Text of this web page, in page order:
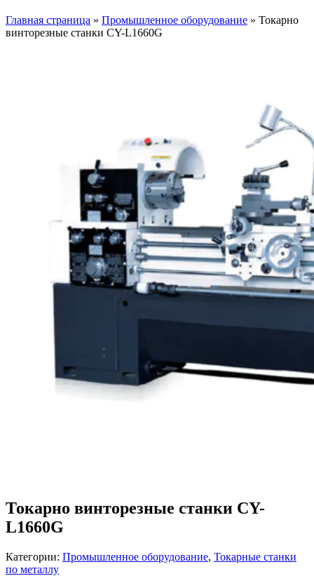
Главная страница » Промышленное оборудование » Токарно
винторезные станки CY-L1660G
Токарно винторезные станки CY-
L1660G
Категории: Промышленное оборудование, Токарные станки
по металлу